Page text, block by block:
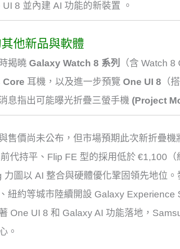
8 並內建 AI 功能的新裝置 。
他新品與軟體
揭曉 Galaxy Watch 8 系列
（含 Watch
Core 耳機，以及進一步預覽 One UI 8 （
息指出可能曝光折疊三螢手機 (Project
售價尚未公布，但市場預期此次新折疊
代持平、Flip FE 型的採用低於 €1,100（
圖以 AI 整合與硬體優化鞏固領先地位。
紐約等城市陸續開設 Galaxy
One UI 8 和 Galaxy AI 功能落地，
。